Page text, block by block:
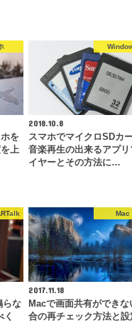
を
上
2018.10.8
スマホでマイクロSDカ
音楽再生の出来るアプリ
イヤーとその方法に…
らな
く
Mac
2017.11.18
Macで画面共有ができな
合の再チェック方法と設